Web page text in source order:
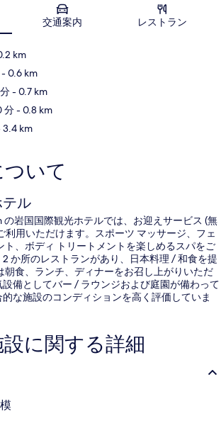
地図
交通案内 レストラン
km
- 0.6 km
- 0.7 km
分- 0.8 km
3.4 km
いて
ル
の岩国国際観光ホテルでは、お迎えサービス (無
利用いただけます。スポーツ マッサージ、フェ
ト、ボディ トリートメントを楽しめるスパをご
か所のレストランがあり、日本料理 / 和食を提
朝食、ランチ、ディナーをお召し上がりいただ
備としてバー / ラウンジおよび庭園が備わって
な施設のコンディションを高く評価していま
に関する詳細